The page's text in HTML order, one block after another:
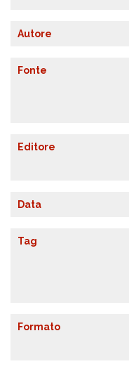
Autore
Fonte
Editore
Data
Tag
Formato